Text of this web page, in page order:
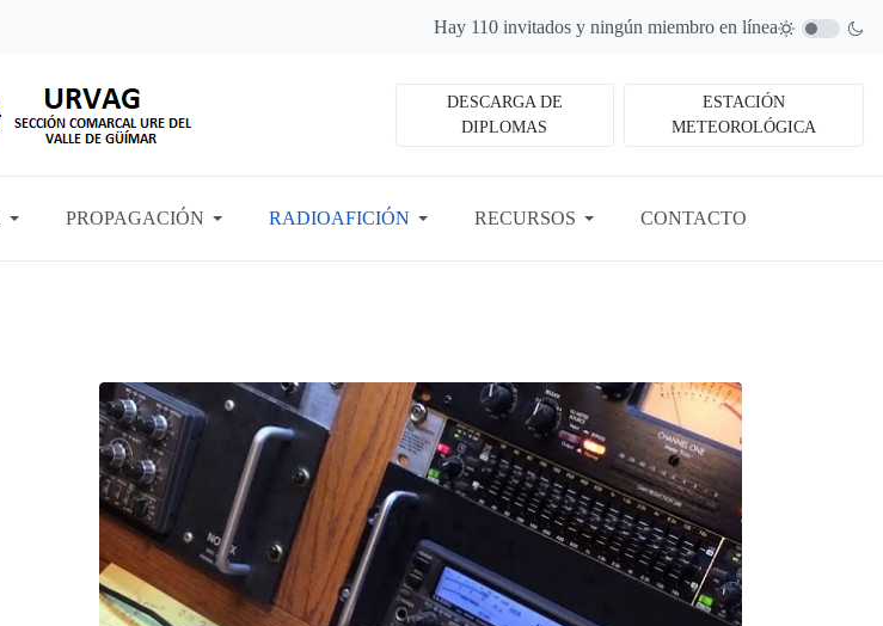
Hay 110 invitados y ningún miembro en línea
DESCARGA DE
DIPLOMAS
ESTACIÓN
METEOROLÓGICA
PROPAGACIÓN RADIOAFICIÓN RECURSOS CONTACTO